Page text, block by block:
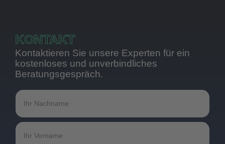
KONTAKT
Kontaktieren Sie unsere Experten für ein
kostenloses und unverbindliches
Beratungsgespräch.